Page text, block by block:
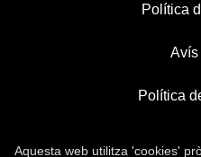
Política
Avís
Política
Aquesta web utilitza 'cookies'